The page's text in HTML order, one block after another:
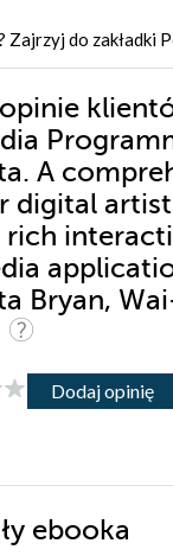
Zajrzyj do zakładki
A
digital
rich
Bryan,
Dodaj opinię
ebooka